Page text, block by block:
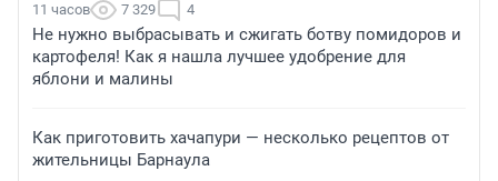
11 часов 7 329 4
Не нужно выбрасывать и сжигать ботву помидоров и
картофеля! Как я нашла лучшее удобрение для
яблони и малины
Как приготовить хачапури — несколько рецептов от
жительницы Барнаула